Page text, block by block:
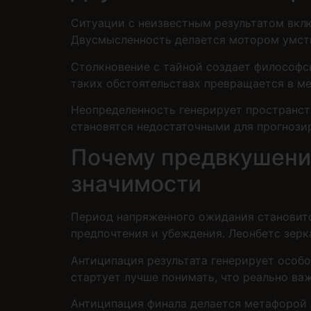
Ситуации с неизвестным результатом
Двусмысленность делается мотором
Столкновение с тайной создает
таких обстоятельствах превращается в
Неопределенность генерирует
становятся недостаточными для
Почему
значимости
Период напряженного ожидания
предпочтения и убеждения. Леонбетс
Антиципация результата генерирует
стартует лучше понимать, что реально
Антиципация финала делается